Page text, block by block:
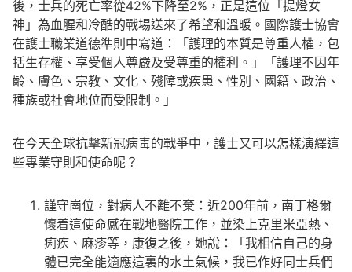
後，士兵的死亡率從42%下降至2%，正是這位「提燈女
神」為血腥和冷酷的戰場送來了希望和溫暖。國際護士協會
在護士職業道德準則中寫道：「護理的本質是尊重人權，包
括生存權、享受個人尊嚴及受尊重的權利。」「護理不因年
齡、膚色、宗教、文化、殘障或疾患、性別、國籍、政治、
種族或社會地位而受限制。」
在今天全球抗擊新冠病毒的戰爭中，護士又可以怎樣演繹這
些專業守則和使命呢？
謹守崗位，對病人不離不棄：近200年前，南丁格爾
懷着這使命感在戰地醫院工作，並染上克里米亞熱、
痢疾、麻疹等，康復之後，她說：「我相信自己的身
體已完全能適應這裏的水土氣候，我已作好同士兵們